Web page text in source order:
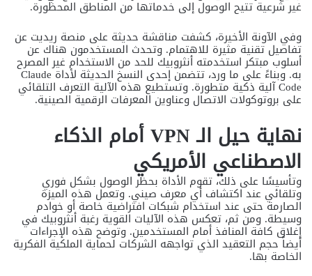
غير شرعية تتيح الوصول إلى خدماتها من المناطق المحظورة.
وفي الآونة الأخيرة، كشفت مناقشة حديثة على منصة ريديت عن
تفاصيل تقنية مثيرة للاهتمام. وتحدث المستخدمون هناك عن
أسلوب مبتكر استخدمته أنثروبيك للحد من الاستخدام غير المصرح
به. وبناءً على ما ورد، تتضمن إحدى النسخ الحديثة لأداة Claude
Code آلية ذكية متطورة. وتستطيع هذه الآلية التعرف التلقائي
على بروتوكولات الاتصال وعناوين المعرفات الرقمية الصينية.
نهاية حيل الـ VPN أمام الذكاء
الاصطناعي الأمريكي
وتأسيسًا على ذلك، تقوم الأداة بحظر الوصول بشكل فوري
وتلقائي عند اكتشاف أي معرف صيني. وتعمل هذه الميزة
الصارمة حتى عند استخدام شبكات افتراضية خاصة أو خوادم
وسيطة. ومن ثم، تعكس هذه الآليات القوية رغبة أنثروبيك في
إغلاق كافة المنافذ أمام المستخدمين. وتوضح هذه الإجراءات
أيضاً حجم التعقيد الذي تواجهه الشركات لحماية الملكية الفكرية
الخاصة بها.